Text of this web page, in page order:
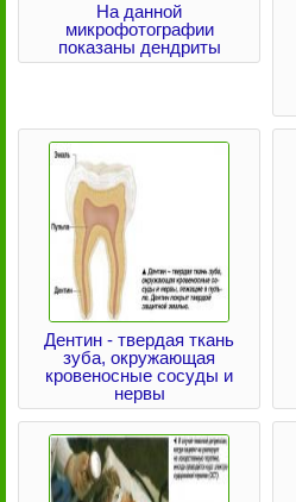
На данной
микрофотографии
показаны дендриты
Дентин - твердая ткань
зуба, окружающая
кровеносные сосуды и
нервы